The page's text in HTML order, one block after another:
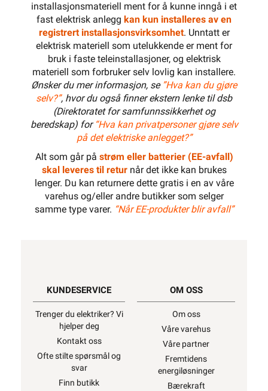
600 mm
installasjonsmateriell ment for å kunne inngå i et
fast elektrisk anlegg kan kun installeres av en
registrert installasjonsvirksomhet. Unntatt er
elektrisk materiell som utelukkende er ment for
bruk i faste teleinstallasjoner, og elektrisk
materiell som forbruker selv lovlig kan installere.
Ønsker du mer informasjon, se ”Hva kan du gjøre
selv?”, hvor du også finner ekstern lenke til dsb
(Direktoratet for samfunnssikkerhet og
beredskap) for “Hva kan privatpersoner gjøre selv
på det elektriske anlegget?”
Alt som går på strøm eller batterier (EE-avfall)
skal leveres til returnår det ikke kan brukes
lenger. Du kan returnere dette gratis i en av våre
varehus og/eller andre butikker som selger
samme type varer. “Når EE-produkter blir avfall”
KUNDESERVICE
Trenger du elektriker? Vi
hjelper deg
Kontakt oss
Ofte stilte spørsmål og
svar
Finn butikk
OM OSS
Om oss
Våre varehus
Våre partner
Fremtidens
energiløsninger
Bærekraft